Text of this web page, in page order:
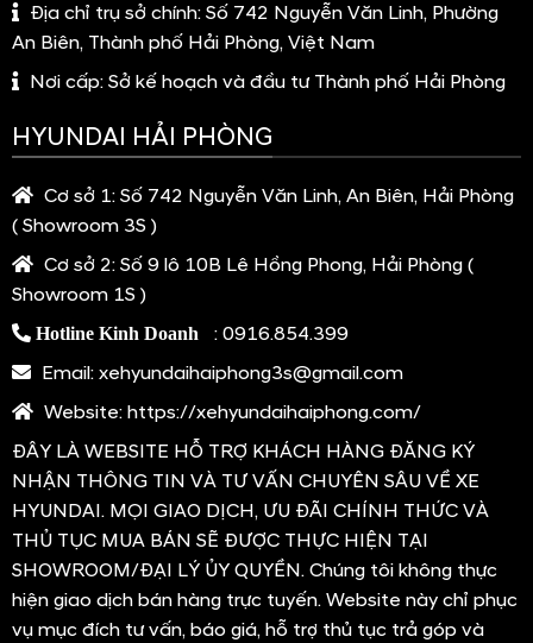
Địa chỉ trụ sở chính: Số 742 Nguyễn Văn Linh, Phường
An Biên, Thành phố Hải Phòng, Việt Nam
Nơi cấp: Sở kế hoạch và đầu tư Thành phố Hải Phòng
HYUNDAI HẢI PHÒNG
Cơ sở 1: Số 742 Nguyễn Văn Linh, An Biên, Hải Phòng
( Showroom 3S )
Cơ sở 2: Số 9 lô 10B Lê Hồng Phong, Hải Phòng (
Showroom 1S )
Hotline Kinh Doanh : 0916.854.399
Email: xehyundaihaiphong3s@gmail.com
Website: https://xehyundaihaiphong.com/
ĐÂY LÀ WEBSITE HỖ TRỢ KHÁCH HÀNG ĐĂNG KÝ
NHẬN THÔNG TIN VÀ TƯ VẤN CHUYÊN SÂU VỀ XE
HYUNDAI. MỌI GIAO DỊCH, ƯU ĐÃI CHÍNH THỨC VÀ
THỦ TỤC MUA BÁN SẼ ĐƯỢC THỰC HIỆN TẠI
SHOWROOM/ĐẠI LÝ ỦY QUYỀN. Chúng tôi không thực
hiện giao dịch bán hàng trực tuyến. Website này chỉ phục
vụ mục đích tư vấn, báo giá, hỗ trợ thủ tục trả góp và